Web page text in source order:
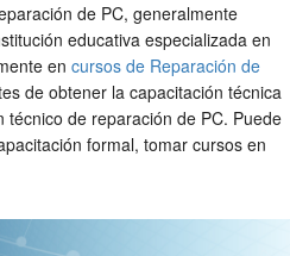
de PC, generalmente
educativa especializada en
en cursos de Reparación de
de obtener la capacitación técnica
de reparación de PC. Puede
formal, tomar cursos en